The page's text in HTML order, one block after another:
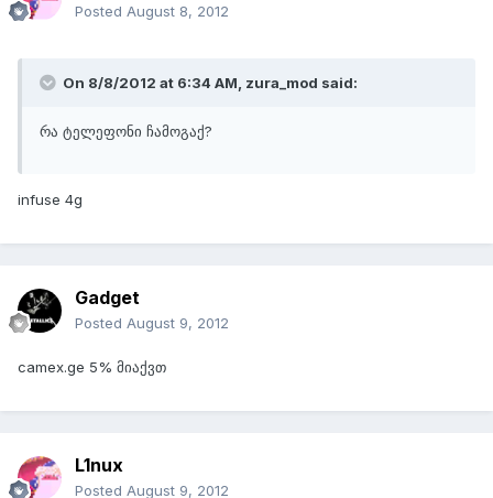
Posted August 8, 2012
On 8/8/2012 at 6:34 AM, zura_mod said:
რა ტელეფონი ჩამოგაქ?
infuse 4g
Gadget
Posted August 9, 2012
camex.ge 5% მიაქვთ
L1nux
Posted August 9, 2012